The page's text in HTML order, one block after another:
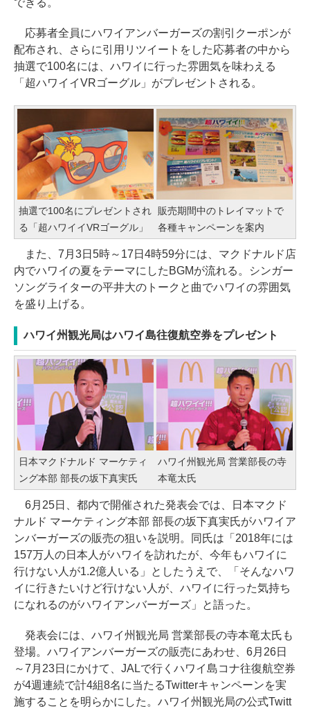
応募者全員にハワイアンバーガーズの割引クーポンが
配布され、さらに引用リツイートをした応募者の中から
抽選で100名には、ハワイに行った雰囲気を味わえる
「超ハワイイVRゴーグル」がプレゼントされる。
抽選で100名にプレゼントされ
る「超ハワイイVRゴーグル」
販売期間中のトレイマットで
各種キャンペーンを案内
また、7月3日5時～17日4時59分には、マクドナルド店
内でハワイの夏をテーマにしたBGMが流れる。シンガー
ソングライターの平井大のトークと曲でハワイの雰囲気
を盛り上げる。
ハワイ州観光局はハワイ島往復航空券をプレゼント
日本マクドナルド マーケティ
ング本部 部長の坂下真実氏
ハワイ州観光局 営業部長の寺
本竜太氏
6月25日、都内で開催された発表会では、日本マクド
ナルド マーケティング本部 部長の坂下真実氏がハワイア
ンバーガーズの販売の狙いを説明。同氏は「2018年には
157万人の日本人がハワイを訪れたが、今年もハワイに
行けない人が1.2億人いる」としたうえで、「そんなハワ
イに行きたいけど行けない人が、ハワイに行った気持ち
になれるのがハワイアンバーガーズ」と語った。
発表会には、ハワイ州観光局 営業部長の寺本竜太氏も
登場。ハワイアンバーガーズの販売にあわせ、6月26日
～7月23日にかけて、JALで行くハワイ島コナ往復航空券
が4週連続で計4組8名に当たるTwitterキャンペーンを実
施することを明らかにした。ハワイ州観光局の公式Twitt